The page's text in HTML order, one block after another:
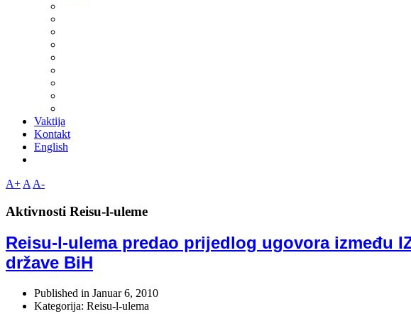
Vaktija
Kontakt
English
A+ A A-
Aktivnosti Reisu-l-uleme
Reisu-l-ulema predao prijedlog ugovora između
države BiH
Published in Januar 6, 2010
Kategorija: Reisu-l-ulema